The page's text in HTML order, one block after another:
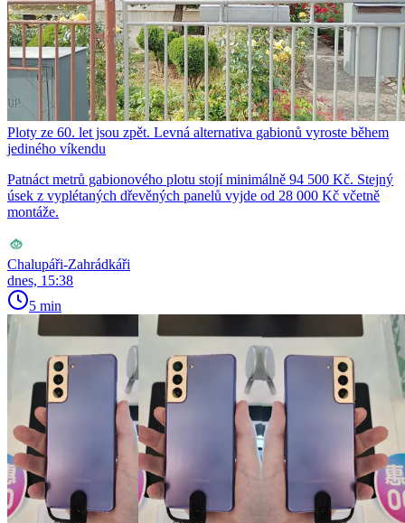
Ploty ze 60. let jsou zpět. Levná alternativa gabionů vyroste během
jediného víkendu
Patnáct metrů gabionového plotu stojí minimálně 94 500 Kč. Stejný
úsek z vyplétaných dřevěných panelů vyjde od 28 000 Kč včetně
montáže.
Chalupáři-Zahrádkáři
dnes, 15:38
5 min